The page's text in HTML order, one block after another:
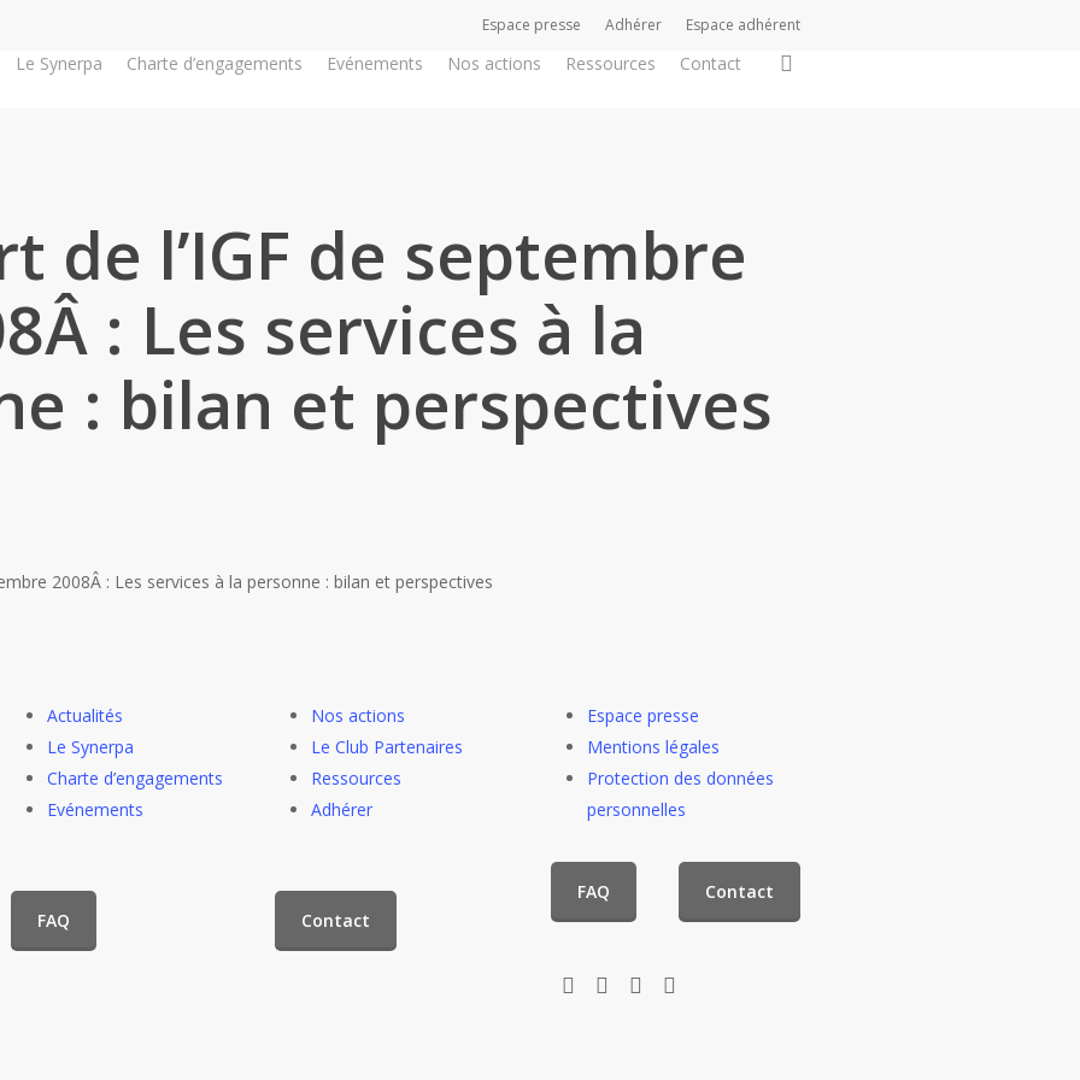
Espace presse Adhérer Espace adhérent
Le Synerpa Charte d’engagements Evénements Nos actions Ressources Contact
de l’IGF de septembre
: Les services à la
: bilan et perspectives
2008Â : Les services à la personne : bilan et perspectives
Actualités
Le Synerpa
Charte d’engagements
Evénements
Nos actions
Le Club Partenaires
Ressources
Adhérer
FAQ Contact
Espace presse
Mentions légales
Protection des données
personnelles
FAQ Contact